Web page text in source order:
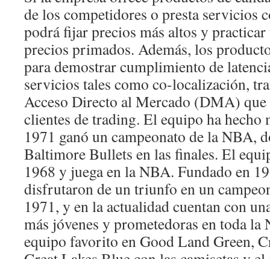
de los competidores o presta servicios
podrá fijar precios más altos y practicar
precios primados. Además, los
para demostrar cumplimiento de
servicios tales como co-localización,
Acceso Directo al Mercado (DMA) que
clientes de trading. El equipo ha hecho
1971 ganó un campeonato de la NBA,
Baltimore Bullets en las finales. El
1968 y juega en la NBA. Fundado en
disfrutaron de un triunfo en un
1971, y en la actualidad cuentan con
más jóvenes y prometedoras en toda la
equipo favorito en Good Land Green,